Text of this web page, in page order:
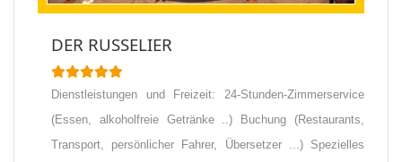
DER RUSSELIER
Dienstleistungen und Freizeit: 24-Stunden-Zimmerservice
(Essen, alkoholfreie Getränke ..) Buchung (Restaurants,
Transport, persönlicher Fahrer, Übersetzer ...) Spezielles